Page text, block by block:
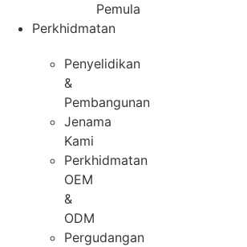
Pemula
Perkhidmatan
Penyelidikan
&
Pembangunan
Jenama
Kami
Perkhidmatan
OEM
&
ODM
Pergudangan